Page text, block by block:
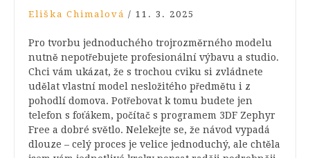
Eliška Chimalová / 11. 3. 2025
Pro tvorbu jednoduchého trojrozměrného modelu
nutně nepotřebujete profesionální výbavu a studio.
Chci vám ukázat, že s trochou cviku si zvládnete
udělat vlastní model nesložitého předmětu i z
pohodlí domova. Potřebovat k tomu budete jen
telefon s foťákem, počítač s programem 3DF Zephyr
Free a dobré světlo. Nelekejte se, že návod vypadá
dlouze – celý proces je velice jednoduchý, ale chtěla